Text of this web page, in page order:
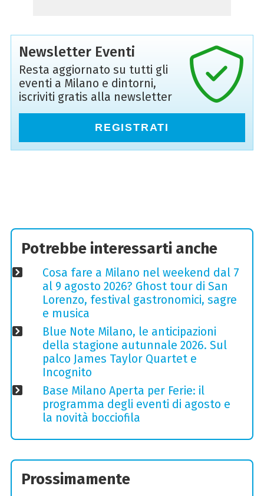
Newsletter Eventi
Resta aggiornato su tutti gli
eventi a Milano e dintorni,
iscriviti gratis alla newsletter
REGISTRATI
Potrebbe interessarti anche
Cosa fare a Milano nel weekend dal 7
al 9 agosto 2026? Ghost tour di San
Lorenzo, festival gastronomici, sagre
e musica
Blue Note Milano, le anticipazioni
della stagione autunnale 2026. Sul
palco James Taylor Quartet e
Incognito
Base Milano Aperta per Ferie: il
programma degli eventi di agosto e
la novità bocciofila
Prossimamente